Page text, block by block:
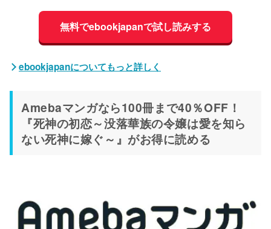
無料でebookjapanで試し読みする
ebookjapanについてもっと詳しく
Amebaマンガなら100冊まで40％OFF！
『死神の初恋～没落華族の令嬢は愛を知ら
ない死神に嫁ぐ～』がお得に読める